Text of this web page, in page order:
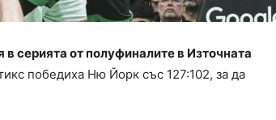
серията от полуфиналите в Източната
победиха Ню Йорк със 127:102, за да